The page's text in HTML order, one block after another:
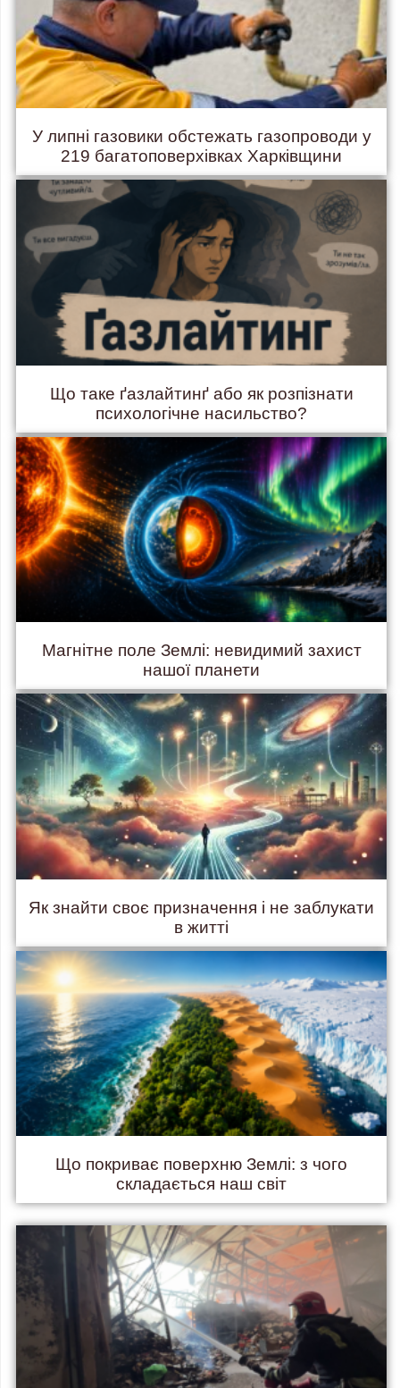
У липні газовики обстежать газопроводи у
219 багатоповерхівках Харківщини
Що таке ґазлайтинґ або як розпізнати
психологічне насильство?
Магнітне поле Землі: невидимий захист
нашої планети
Як знайти своє призначення і не заблукати
в житті
Що покриває поверхню Землі: з чого
складається наш світ